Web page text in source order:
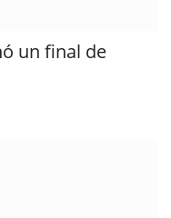
un final de